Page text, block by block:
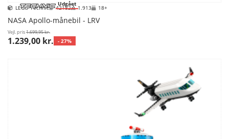
Udgået
LEGO Technic 42182 1.913 18+
NASA Apollo-månebil - LRV
Vejl. pris1.699,95 kr.
1.239,00 kr. - 27%